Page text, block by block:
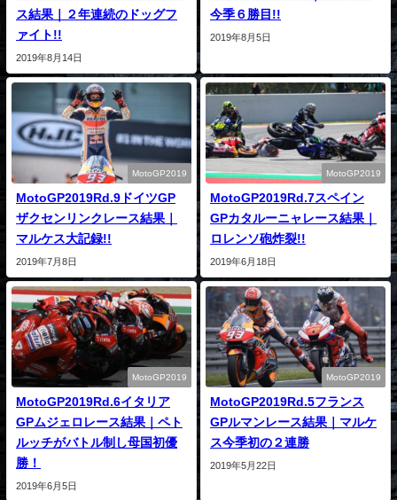
ス結果｜２年連続のドッグフ
ァイト!!
2019年8月14日
今季６勝目!!
2019年8月5日
MotoGP2019
MotoGP2019Rd.9ドイツGP
ザクセンリンクレース結果｜
マルケス大記録!!
2019年7月8日
MotoGP2019
MotoGP2019Rd.7スペイン
GPカタルーニャレース結果｜
ロレンソ砲炸裂!!
2019年6月18日
MotoGP2019
MotoGP2019Rd.6イタリア
GPムジェロレース結果｜ペト
ルッチがバトル制し母国初優
勝！
2019年6月5日
MotoGP2019
MotoGP2019Rd.5フランス
GPルマンレース結果｜マルケ
ス今季初の２連勝
2019年5月22日